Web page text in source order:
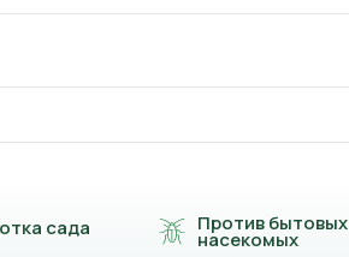
сада Против бытовых
насекомых